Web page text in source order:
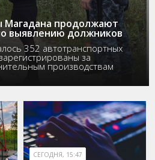
Магадана продолжают
выявлению должников
352 автотранспортных
за
производствам
СЕГОДНЯ, 15:47